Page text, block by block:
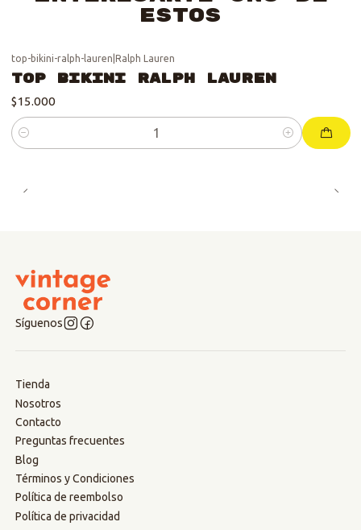
estos
top-bikini-ralph-lauren Ralph Lauren
Top Bikini Ralph Lauren
$15.000
Cantidad
Síguenos
Tienda
Nosotros
Contacto
Preguntas frecuentes
Blog
Términos y Condiciones
Política de reembolso
Política de privacidad